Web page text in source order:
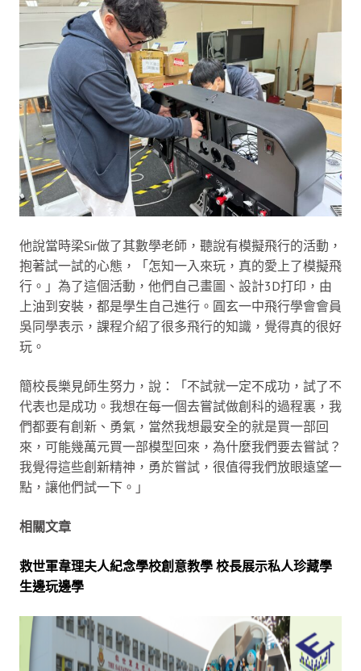
他說當時梁Sir做了其數學老師，聽說有模擬飛行的活動，
抱著試一試的心態，「怎知一入來玩，真的愛上了模擬飛
行。」為了這個活動，他們自己畫圖、設計3D打印，由
上油到安裝，都是學生自己進行。圓玄一中飛行學會會員
吳同學表示，課程介紹了很多飛行的知識，覺得真的很好
玩。
簡校長樂見師生努力，說：「不試就一定不成功，試了不
代表也是成功。我想在每一個去嘗試做創科的過程裏，我
們都要有創新、勇氣，當然我想最安全的就是買一部回
來，可能幾萬元買一部模型回來，為什麼我們要去嘗試？
我覺得這些創新精神，勇於嘗試，很值得我們放眼遠望一
點，讓他們試一下。」
相關文章
救世軍韋理夫人紀念學校創意教學 校長展示私人珍藏學
生邊玩邊學